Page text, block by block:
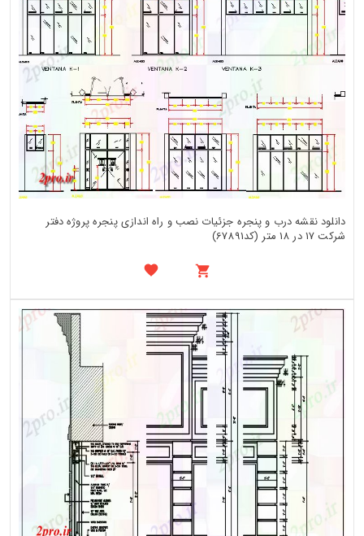
دانلود نقشه درب و پنجره جزئیات نصب و راه اندازی پنجره پروژه دفتر
شرکت 17 در 18 متر (کد67891)